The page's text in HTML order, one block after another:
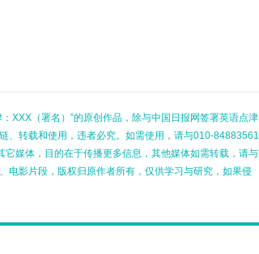
XXX（署名）”的原创作品，除与中国日报网签署英语点津
、转载和使用，违者必究。如需使用，请与010-84883561
媒体，目的在于传播更多信息，其他媒体如需转载，请与
电影片段，版权归原作者所有，仅供学习与研究，如果侵